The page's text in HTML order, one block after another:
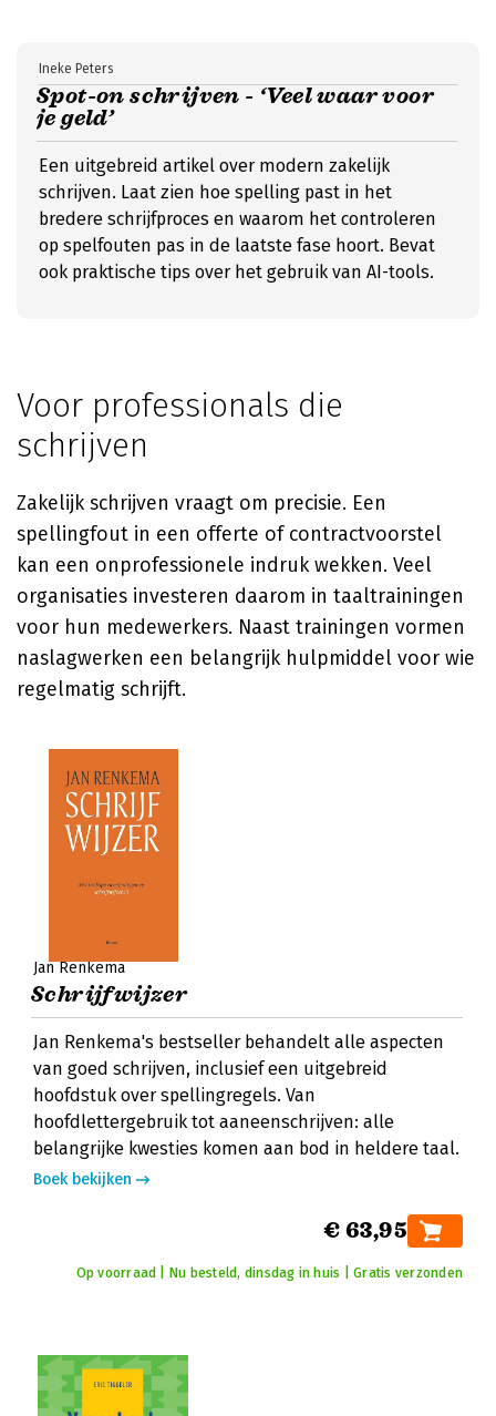
Spot-on schrijven - ‘Veel waar voor
je geld’
Ineke Peters
Een uitgebreid artikel over modern zakelijk
schrijven. Laat zien hoe spelling past in het
bredere schrijfproces en waarom het controleren
op spelfouten pas in de laatste fase hoort. Bevat
ook praktische tips over het gebruik van AI-tools.
Voor professionals die
schrijven
Zakelijk schrijven vraagt om precisie. Een
spellingfout in een offerte of contractvoorstel
kan een onprofessionele indruk wekken. Veel
organisaties investeren daarom in taaltrainingen
voor hun medewerkers. Naast trainingen vormen
naslagwerken een belangrijk hulpmiddel voor wie
regelmatig schrijft.
Jan Renkema
Schrijfwijzer
Jan Renkema's bestseller behandelt alle aspecten
van goed schrijven, inclusief een uitgebreid
hoofdstuk over spellingregels. Van
hoofdlettergebruik tot aaneenschrijven: alle
belangrijke kwesties komen aan bod in heldere taal.
Boek bekijken
€ 63,95
Op voorraad | Nu besteld, dinsdag in huis | Gratis verzonden